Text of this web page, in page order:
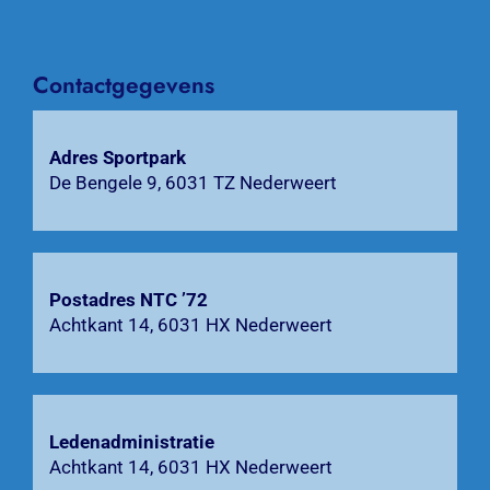
Contact
Contactgegevens
Adres Sportpark
De Bengele 9, 6031 TZ Nederweert
Postadres NTC ’72
Achtkant 14, 6031 HX Nederweert
Ledenadministratie
Achtkant 14, 6031 HX Nederweert